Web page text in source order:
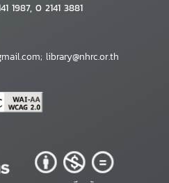
1987, 0 2141 3881
library@nhrc.or.th